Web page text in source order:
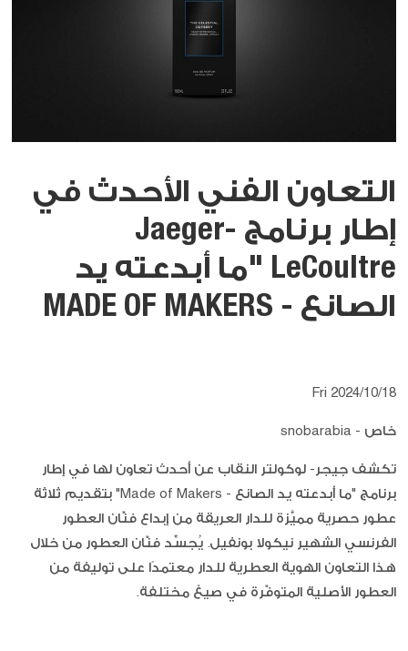
التعاون الفني الأحدث في
إطار برنامج Jaeger-
LeCoultre "ما أبدعته يد
الصانع - MADE OF MAKERS
Fri 2024/10/18
خاص - snobarabia
تكشف جيجر- لوكولتر النقاب عن أحدث تعاون لها في إطار
برنامج "ما أبدعته يد الصانع - Made of Makers" بتقديم ثلاثة
عطور حصرية مميَّزة للدار العريقة من إبداع فنّان العطور
الفرنسي الشهير نيكولا بونفيل. يُجسِّد فنّان العطور من خلال
هذا التعاون الهوية العطرية للدار معتمدًا على توليفة من
العطور الأصلية المتوفّرة في صيغ مختلفة.